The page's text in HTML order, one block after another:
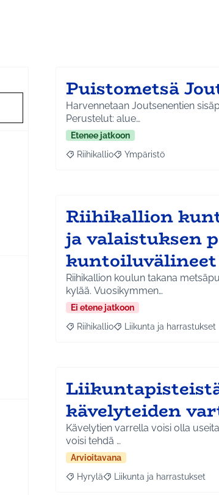
Puistometsä
Harvennetaan Joutsenentien
Perustelut: alue…
Etenee jatkoon
Rajaa tulokset aihepiirin mukaan:
Riihikallio Rajaa tulokset teeman
Ympäristö
Riihikallion
ja valaistuksen
Riihikallion koulun takana
kylää. Vuosikymmen…
Ei etene jatkoon
Rajaa tulokset aihepiirin mukaan:
Riihikallio Rajaa tulokset teeman
Liikunta ja harrastukset
kävelyteiden
Kävelytien varrella voisi olla
voisi tehdä …
Arvioitavana
Rajaa tulokset aihepiirin mukaan:
Hyrylä Rajaa tulokset teeman
Liikunta ja harrastukset